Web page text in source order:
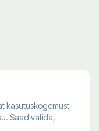
kasutuskogemust,
Saad valida,